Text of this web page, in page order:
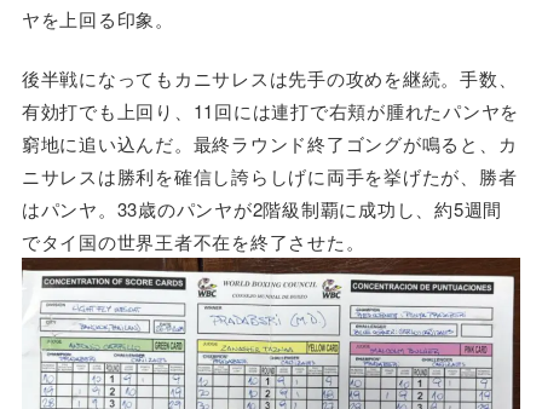
ヤを上回る印象。
後半戦になってもカニサレスは先手の攻めを継続。手数、
有効打でも上回り、11回には連打で右頬が腫れたパンヤを
窮地に追い込んだ。最終ラウンド終了ゴングが鳴ると、カ
ニサレスは勝利を確信し誇らしげに両手を挙げたが、勝者
はパンヤ。33歳のパンヤが2階級制覇に成功し、約5週間
でタイ国の世界王者不在を終了させた。